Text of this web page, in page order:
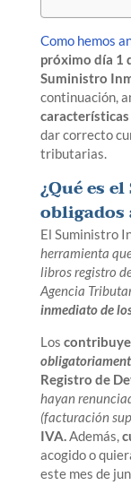
Como hemos
próximo día 1
Suministro
continuación,
dar correcto
tributarias.
¿Qué es
El Suministro
herramienta
libros registro
Agencia
inmediato de
Los
Registro de
hayan
(facturación
IVA.Además,
acogido o
este mes de